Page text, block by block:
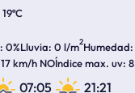
19ºC
0%Lluvia 0 l/m2Humedad
17 km/h NOÍndice max. uv 8
07:05 21:21